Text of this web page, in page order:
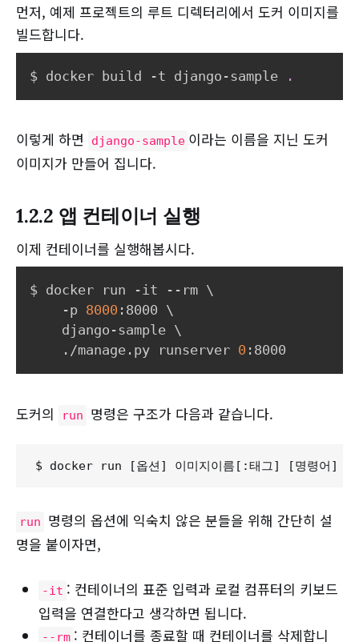
먼저, 예제 프로젝트의 루트 디렉터리에서 도커 이미지를
빌드합니다.
$ docker build -t django-sample .
이렇게 하면 django-sample 이라는 이름을 지닌 도커
이미지가 만들어 집니다.
1.2.2 앱 컨테이너 실행
이제 컨테이너를 실행해봅시다.
$ docker run -it --rm \
    -p
8000 :8000 \
    django-sample
\
    ./manage.py runserver
0
도커의 run 명령은 구조가 다음과 같습니다.
run
명령의 옵션에 익숙치 않은 분들을 위해 간단히 설
명을 붙이자면,
-it : 컨테이너의 표준 입력과 로컬 컴퓨터의 키보드
입력을 연결한다고 생각하면 됩니다.
--rm : 컨테이너를 종료할 때 컨테이너를 삭제합니